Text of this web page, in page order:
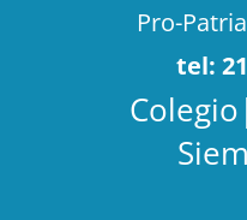
Pro-
tel: